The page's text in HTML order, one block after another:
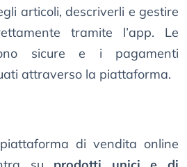
articoli, descriverli e gestire
tramite l’app. Le
sicure e i pagamenti
attraverso la piattaforma.
di vendita online